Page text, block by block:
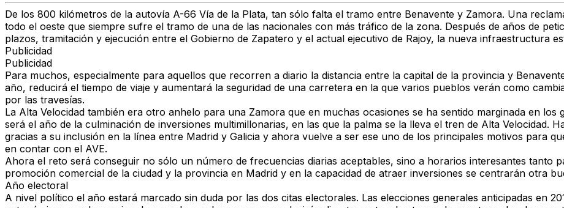
De los 800 kilómetros de la autovía A-66 Vía de la Plata, tan sólo falta el tramo entre Benavente y Zamora. Una
todo el oeste que siempre sufre el tramo de una de las nacionales con más tráfico de la zona. Después de años de
plazos, tramitación y ejecución entre el Gobierno de Zapatero y el actual ejecutivo de Rajoy, la nueva infraestructura
Publicidad
Publicidad
Para muchos, especialmente para aquellos que recorren a diario la distancia entre la capital de la provincia y
año, reducirá el tiempo de viaje y aumentará la seguridad de una carretera en la que varios pueblos verán como
por las travesías.
La Alta Velocidad también era otro anhelo para una Zamora que en muchas ocasiones se ha sentido marginada en los
será el año de la culminación de inversiones multimillonarias, en las que la palma se la lleva el tren de Alta Velocidad.
gracias a su inclusión en la línea entre Madrid y Galicia y ahora vuelve a ser ese uno de los principales motivos para
en contar con el AVE.
Ahora el reto será conseguir no sólo un número de frecuencias diarias aceptables, sino a horarios interesantes tanto
promoción comercial de la ciudad y la provincia en Madrid y en la capacidad de atraer inversiones se centrarán otra
Año electoral
A nivel político el año estará marcado sin duda por las dos citas electorales. Las elecciones generales anticipadas en